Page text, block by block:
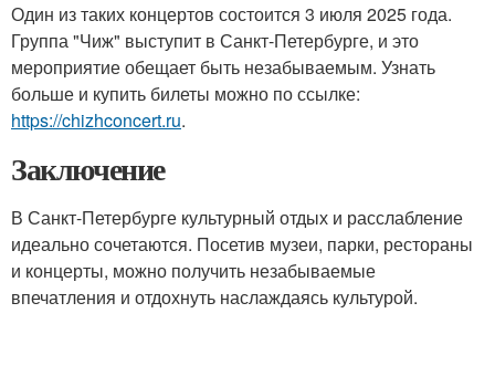
Один из таких концертов состоится 3 июля 2025 года.
Группа "Чиж" выступит в Санкт-Петербурге, и это
мероприятие обещает быть незабываемым. Узнать
больше и купить билеты можно по ссылке:
https://chizhconcert.ru.
Заключение
В Санкт-Петербурге культурный отдых и расслабление
идеально сочетаются. Посетив музеи, парки, рестораны
и концерты, можно получить незабываемые
впечатления и отдохнуть наслаждаясь культурой.